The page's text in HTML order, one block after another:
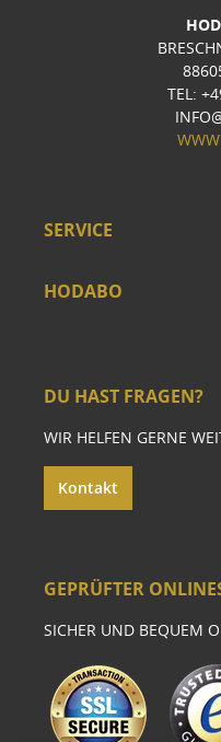
TEL:
SERVICE
HODABO
DU HAST FRAGEN?
WIR HELFEN GERNE
Kontakt
GEPRÜFTER
SICHER UND BEQUEM